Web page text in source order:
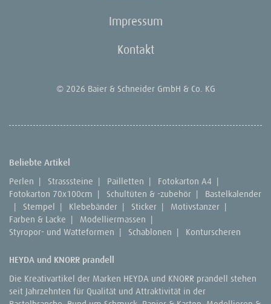
Impressum
Kontakt
© 2026 Baier & Schneider GmbH & Co. KG
Beliebte Artikel
Perlen | Strasssteine | Pailletten | Fotokarton A4 |
Fotokarton 70x100cm | Schultüten & -zubehör |
Bastelkalender
|
Stempel | Klebebänder | Sticker | Motivstanzer |
Farben & Lacke | Modelliermassen |
Styropor- und Watteformen | Schablonen | Konturscheren
HEYDA und KNORR prandell
Die Kreativartikel der Marken HEYDA und KNORR prandell stehen
seit Jahrzehnten für Qualität und Attraktivität in der